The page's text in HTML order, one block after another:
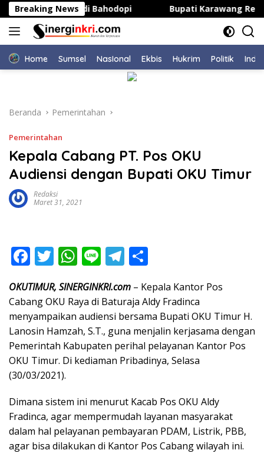
Langsung
ke
konten
Breaking News
Kepsek di Bahodopi Bupati Karawang
Home Sumsel NasIonal Ekbis Hukrim Politik
Beranda Pemerintahan
Pemerintahan
Kepala Cabang PT. Pos OKU
Audiensi dengan Bupati OKU Timur
Redaksi
Maret 31, 2021
F
e
b
o
o
k
T
itt
er
W
at
s
A
p
p
Li
e
T
e
gr
a
m
ar
e
OKUTIMUR, SINERGINKRI.com – Kepala Kantor Pos
Cabang OKU Raya di Baturaja Aldy Fradinca
menyampaikan audiensi bersama Bupati OKU Timur H.
Lanosin Hamzah, S.T., guna menjalin kerjasama dengan
Pemerintah Kabupaten perihal pelayanan Kantor Pos
OKU Timur. Di kediaman Pribadinya, Selasa
(30/03/2021).
Dimana sistem ini menurut Kacab Pos OKU Aldy
Fradinca, agar mempermudah layanan masyarakat
dalam hal pelayanan pembayaran PDAM, Listrik, PBB,
agar bisa dilakukan di Kantor Pos Cabang wilayah ini.